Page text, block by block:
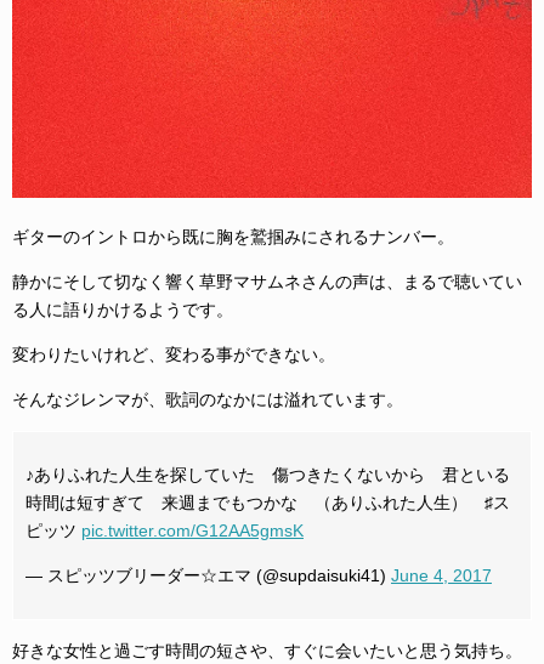
ギターのイントロから既に胸を鷲掴みにされるナンバー。
静かにそして切なく響く草野マサムネさんの声は、まるで聴いてい
る人に語りかけるようです。
変わりたいけれど、変わる事ができない。
そんなジレンマが、歌詞のなかには溢れています。
♪ありふれた人生を探していた 傷つきたくないから 君といる
時間は短すぎて 来週までもつかな （ありふれた人生） ♯ス
ピッツ pic.twitter.com/G12AA5gmsK
— スピッツブリーダー☆エマ (@supdaisuki41) June 4, 2017
好きな女性と過ごす時間の短さや、すぐに会いたいと思う気持ち。